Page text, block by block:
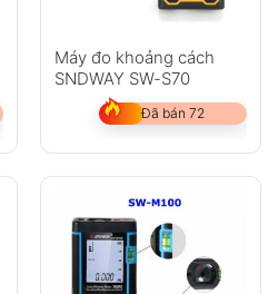
Máy đo khoảng cách
SNDWAY SW-S70
Đã bán 72